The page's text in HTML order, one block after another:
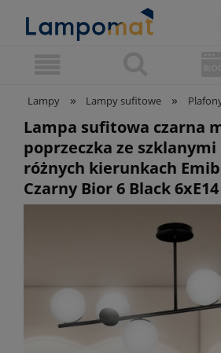
Lampy » Lampy sufitowe »
Lampa sufitowa czarna
poprzeczka ze
różnych kierunkach
Czarny Bior 6 Black